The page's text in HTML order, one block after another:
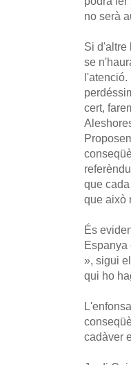
no serà
Si d'altre
se
l'atenció.
cert,
que
que això
És
Espanya
», sigui
qui ho
cadàver